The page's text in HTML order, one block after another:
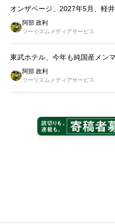
オンザページ、2027年5月、軽
阿部 政利
ツーリズムメディアサービス
東武ホテル、今年も純国産メン
阿部 政利
ツーリズムメディアサービス